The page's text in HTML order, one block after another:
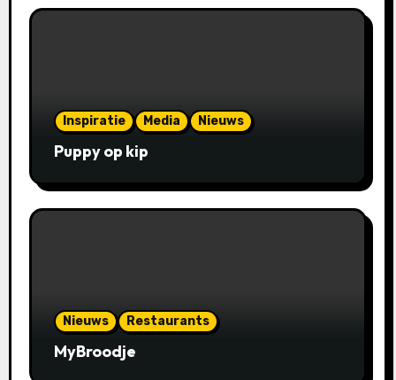
Inspiratie Media Nieuws
Puppy op kip
Nieuws Restaurants
MyBroodje